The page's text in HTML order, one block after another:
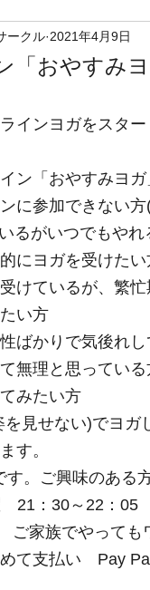
ビス
「おやすみ
ークル 2021年4月9日
インヨガをスタ
ン「おやすみヨ
に参加できない方
るがいつでもやれ
にヨガを受けたい
けているが、繁
い方
ばかりで気後れ
無理と思っている
みたい方
見せない)でヨガ
す。
。ご興味のある
21：30～22：05
ご家族でやって
て支払い　Pay